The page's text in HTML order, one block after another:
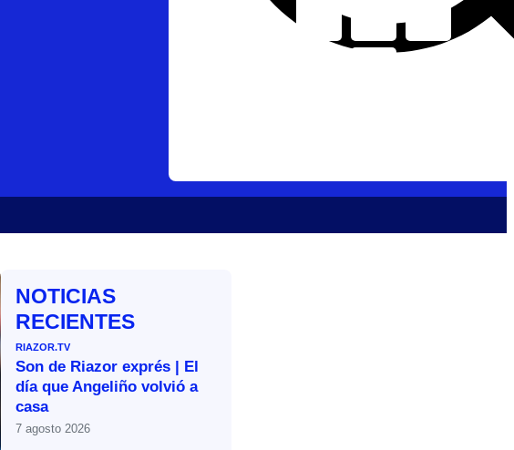
NOTICIAS
RECIENTES
RIAZOR.TV
Son de Riazor exprés | El
día que Angeliño volvió a
casa
7 agosto 2026